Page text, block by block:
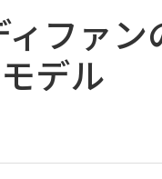
ィファ
デル